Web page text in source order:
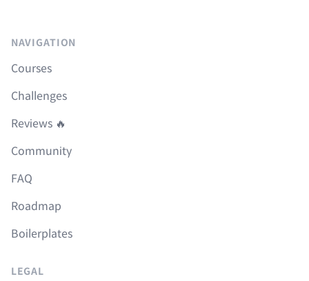
NAVIGATION
Courses
Challenges
Reviews 🔥
Community
FAQ
Roadmap
Boilerplates
LEGAL